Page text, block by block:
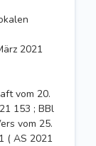
2021
vom 20.
153 ; BBl
vom 25.
( AS 2021